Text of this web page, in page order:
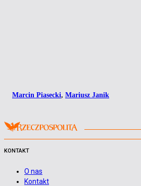
Marcin Piasecki, Mariusz Janik
KONTAKT
O nas
Kontakt